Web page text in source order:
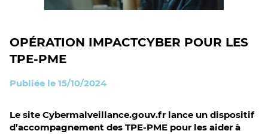
OPÉRATION IMPACTCYBER POUR LES
TPE-PME
Publiée le 15/10/2024
Le site Cybermalveillance.gouv.fr lance un dispositif
d’accompagnement des TPE-PME pour les aider à